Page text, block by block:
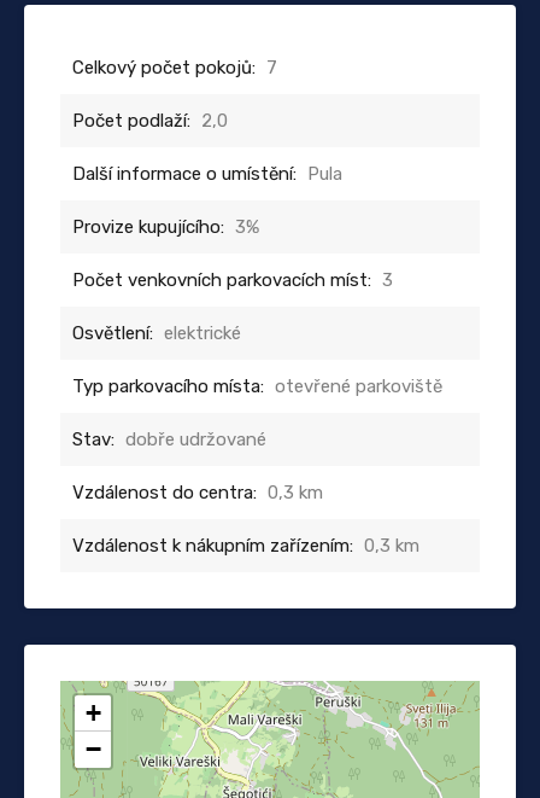
Celkový počet pokojů: 7
Počet podlaží: 2,0
Další informace o umístění: Pula
Provize kupujícího: 3%
Počet venkovních parkovacích míst: 3
Osvětlení: elektrické
Typ parkovacího místa: otevřené parkoviště
Stav: dobře udržované
Vzdálenost do centra: 0,3 km
Vzdálenost k nákupním zařízením: 0,3 km
+
−